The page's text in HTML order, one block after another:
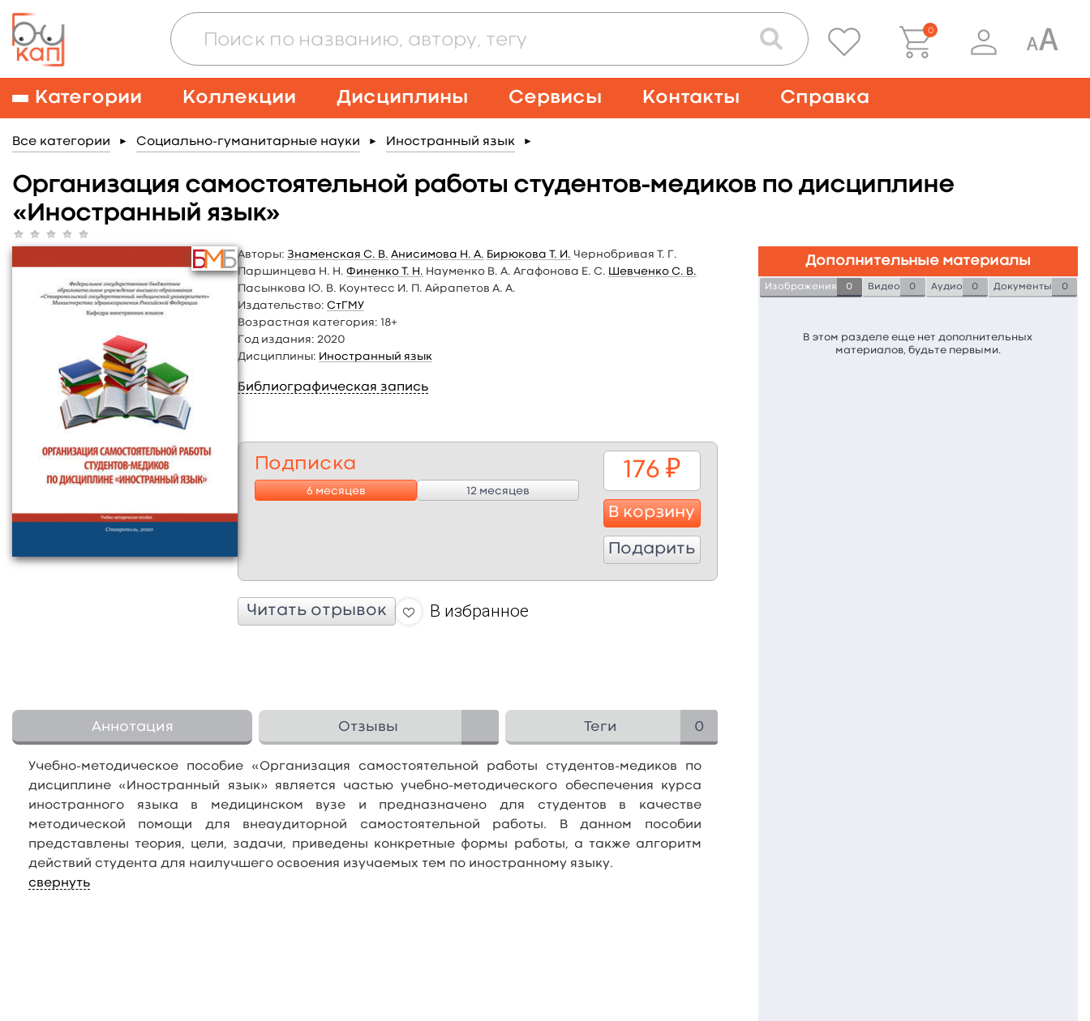
0
Категории Коллекции Дисциплины Сервисы Контакты Справка
Все категории ► Социально-гуманитарные науки ► Иностранный язык ►
Организация самостоятельной работы студентов-медиков по дисциплине
«Иностранный язык»
Авторы: Знаменская С. В. Анисимова Н. А. Бирюкова Т. И. Чернобривая Т. Г.
Паршинцева Н. Н.Финенко Т. Н. Науменко В. А. Агафонова Е. С.
Шевченко С. В.
Пасынкова Ю. В. Коунтесс И. П. Айрапетов А. А.
Издательство: СтГМУ
Возрастная категория: 18+
Год издания: 2020
Дисциплины: Иностранный язык
Библиографическая запись
Подписка
6 месяцев 12 месяцев
176 ₽
В корзину
Подарить
Читать отрывок В избранное
Аннотация Отзывы Теги 0
Учебно-методическое пособие «Организация самостоятельной работы студентов-медиков по
дисциплине «Иностранный язык» является частью учебно-методического обеспечения курса
иностранного языка в медицинском вузе и предназначено для студентов в качестве
методической помощи для внеаудиторной самостоятельной работы. В данном пособии
представлены теория, цели, задачи, приведены конкретные формы работы, а также алгоритм
действий студента для наилучшего освоения изучаемых тем по иностранному языку.
свернуть
Дополнительные материалы
Изображения 0 Видео 0 Аудио 0 Документы 0
В этом разделе еще нет дополнительных
материалов, будьте первыми.